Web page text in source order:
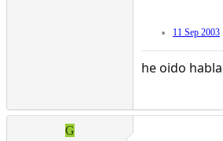
11 Sep 2003
he oido
G